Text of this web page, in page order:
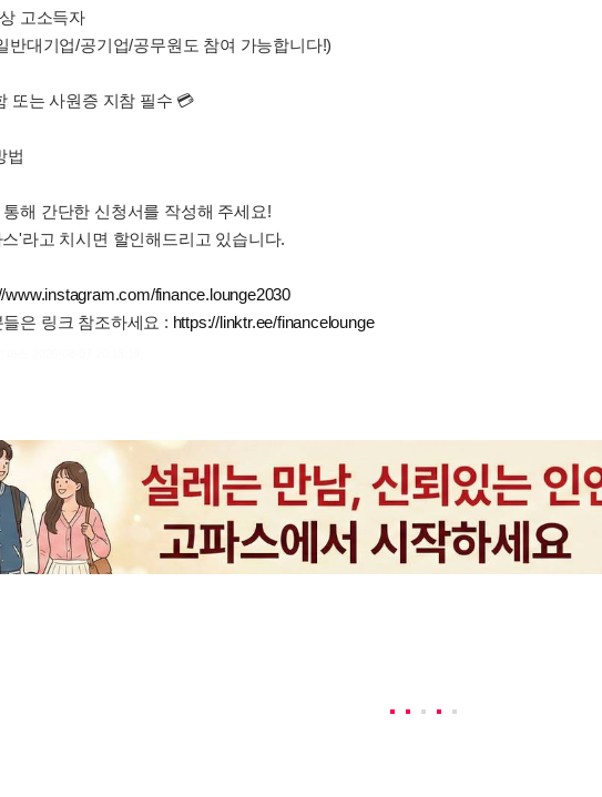
고소득자
반대기업/공기업/공무원도 참여 가능합니다!)
또는 사원증 지참 필수 💳
법
해 간단한 신청서를 작성해 주세요!
'라고 치시면 할인해드리고 있습니다.
www.instagram.com/finance.lounge2030
은 링크 참조하세요 : https://linktr.ee/financelounge